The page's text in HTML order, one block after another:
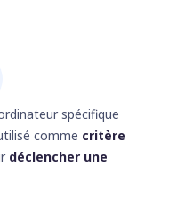
spécifique
comme critère
déclencher une